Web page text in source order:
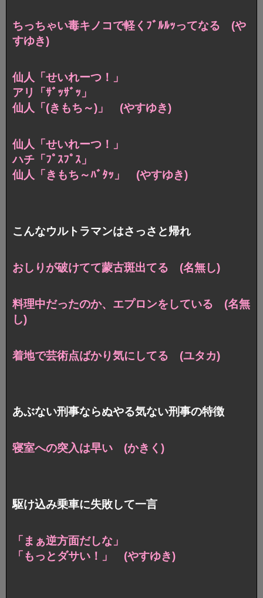
ちっちゃい毒キノコで軽くﾌﾞﾙﾙｯってなる (や
すゆき)
仙人「せいれーつ！」
アリ「ｻﾞｯｻﾞｯ」
仙人「(きもち～)」 (やすゆき)
仙人「せいれーつ！」
ハチ「ﾌﾟｽﾌﾟｽ」
仙人「きもち～ﾊﾞﾀｯ」 (やすゆき)
こんなウルトラマンはさっさと帰れ
おしりが破けてて蒙古斑出てる (名無し)
料理中だったのか、エプロンをしている (名無
し)
着地で芸術点ばかり気にしてる (ユタカ)
あぶない刑事ならぬやる気ない刑事の特徴
寝室への突入は早い (かきく)
駆け込み乗車に失敗して一言
「まぁ逆方面だしな」
「もっとダサい！」 (やすゆき)